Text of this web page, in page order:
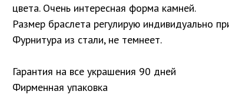
цвета. Очень интересная форма камней.
Размер браслета регулирую индивидуально
Фурнитура из стали, не темнеет.
Гарантия на все украшения 90 дней
Фирменная упаковка